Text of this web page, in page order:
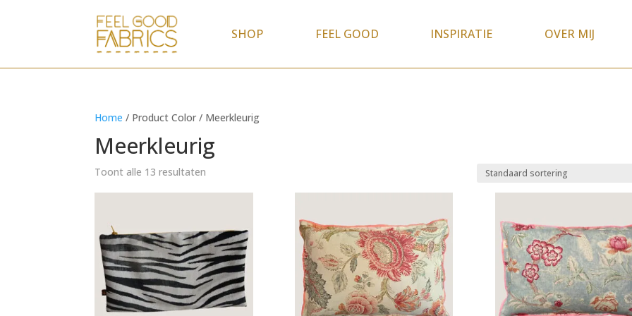
SHOP FEEL GOOD INSPIRATIE OVER MIJ
Home / Product Color / Meerkleurig
Meerkleurig
Toont alle 13 resultaten